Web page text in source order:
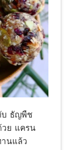
บ ธัญพืช​
วย แครน
นแล้ว